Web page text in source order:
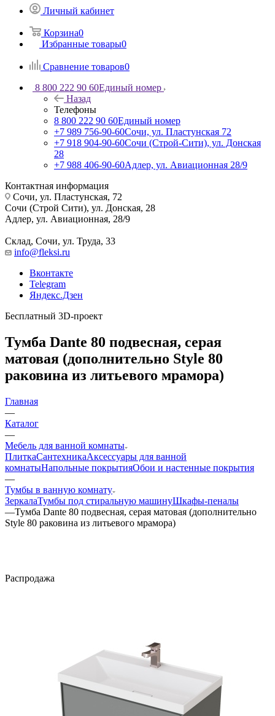
Личный кабинет
Корзина0
Избранные товары0
Сравнение товаров0
8 800 222 90 60Единый номер
Назад
Телефоны
8 800 222 90 60Единый номер
+7 989 756-90-60Сочи, ул. Пластунская 72
+7 918 904-90-60Сочи (Строй-Сити), ул. Донская
28
+7 988 406-90-60Адлер, ул. Авиационная 28/9
Контактная информация
Сочи, ул. Пластунская, 72
Сочи (Строй Сити), ул. Донская, 28
Адлер, ул. Авиационная, 28/9
Склад, Сочи, ул. Труда, 33
info@fleksi.ru
Вконтакте
Telegram
Яндекс.Дзен
Бесплатный 3D-проект
Тумба Dante 80 подвесная, серая
матовая (дополнительно Style 80
раковина из литьевого мрамора)
Главная
—
Каталог
—
Мебель для ванной комнаты
ПлиткаСантехникаАксессуары для ванной
комнатыНапольные покрытияОбои и настенные покрытия
—
Тумбы в ванную комнату
ЗеркалаТумбы под стиральную машинуШкафы-пеналы
—Тумба Dante 80 подвесная, серая матовая (дополнительно
Style 80 раковина из литьевого мрамора)
Распродажа